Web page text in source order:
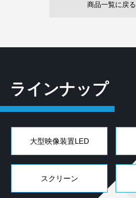
商品一覧に戻る
ラインナップ
大型映像装置LED
スクリーン